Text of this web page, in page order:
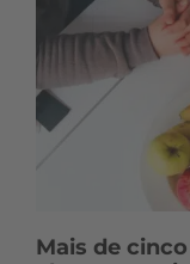
Mais de